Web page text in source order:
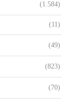
(1.584)
(11)
(49)
(823)
(70)